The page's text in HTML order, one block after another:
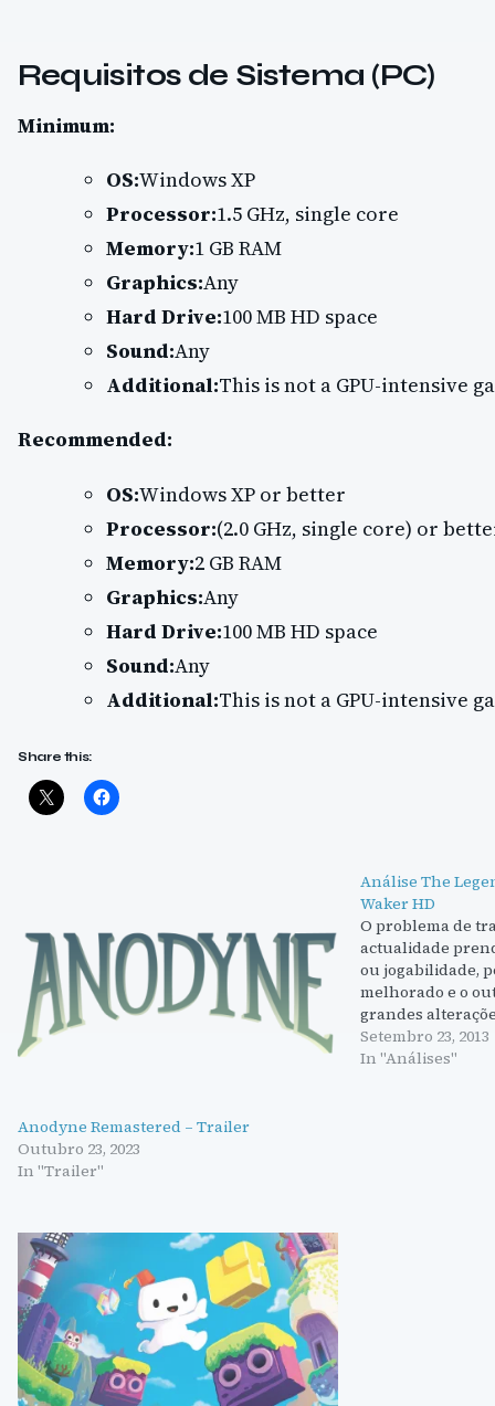
Requisitos de Sistema (PC)
Minimum:
OS:Windows XP
Processor:1.5 GHz, single core
Memory:1 GB RAM
Graphics:Any
Hard Drive:100 MB HD space
Sound:Any
Additional:This is not a GPU-intensive
Recommended:
OS:Windows XP or better
Processor:(2.0 GHz, single core) or
Memory:2 GB RAM
Graphics:Any
Hard Drive:100 MB HD space
Sound:Any
Additional:This is not a GPU-intensive
Share this:
Anodyne Remastered – Trailer
Outubro 23, 2023
In "Trailer"
Análise The
Waker HD
O problema de
actualidade
ou jogabilidade,
melhorado e o
grandes
mecânicas de
com o tempo.
Setembro 23, 2013
In "Análises"